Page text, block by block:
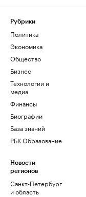
Рубрики
Политика
Экономика
Общество
Бизнес
Технологии и
медиа
Финансы
Биографии
База знаний
РБК Образование
Новости
регионов
Санкт-Петербург
и область